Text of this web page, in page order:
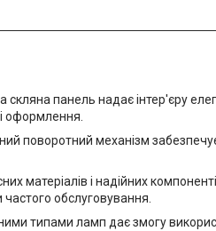
скляна панель надає інтер'єру
оформлення.
поворотний механізм
матеріалів і надійних
обслуговування.
типами ламп дає змогу